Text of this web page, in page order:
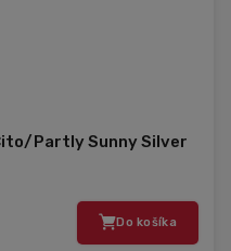
Partly Sunny Silver
Do košíka